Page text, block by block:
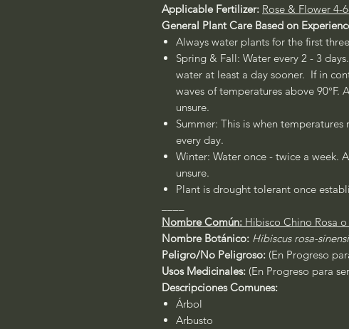
Applicable Fertilizer: Rose & Flower 4-
General Plant Care Based on
Always water plants for the first
Spring & Fall: Water every 2 - 3
water at least a day sooner. If in
waves of temperatures above 90°F.
unsure.
Summer: This is when temperatures
every day.
Winter: Water once - twice a week.
unsure.
Plant is drought tolerant once
Nombre Común: Hibisco Chino Rosa
Nombre Botánico: Hibiscus rosa-
Peligro/No Peligroso: (En Progreso
Usos Medicinales: (En Progreso para
Descripciones Comunes:
Árbol
Arbusto